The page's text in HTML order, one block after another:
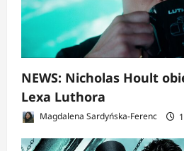
NEWS: Nicholas Hoult
Lexa Luthora
Magdalena Sardyńska-Ferenc